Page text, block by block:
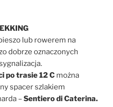
lub rowerem na
dobrze oznaczonych
po trasie 12 C można
spacer szlakiem
–Sentiero di Caterina.